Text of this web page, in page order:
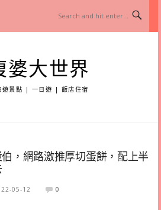
婆大世界
遊景點 | 一日遊 | 飯店住宿
，網路激推厚切蛋餅，配上半
05-12 0